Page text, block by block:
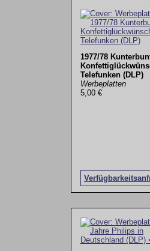
1977/78
Telefunken (DLP)
Werbeplatten
5,00 €